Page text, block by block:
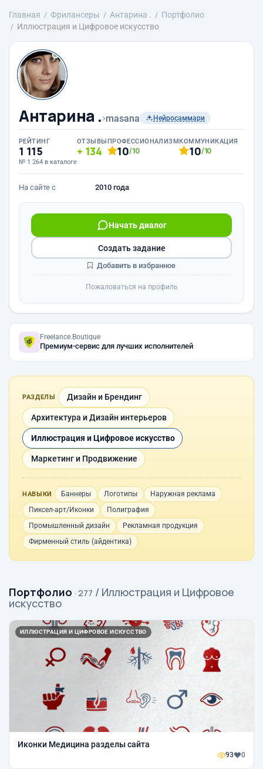
Главная Фрилансеры Антарина .
Портфолио
Иллюстрация и Цифровое искусство
Антарина .›masana Нейросаммари
РЕЙТИНГ
1 115
№ 1 264 в каталоге
ОТЗЫВЫ
134
ПРОФЕССИОНАЛИЗМ
10/10
КОММУНИКАЦИЯ
10/10
На сайте с 2010 года
Начать диалог
Создать задание
Добавить в избранное
Пожаловаться на профиль
Freelance.Boutique
Премиум-сервис для лучших исполнителей
РАЗДЕЛЫ Дизайн и Брендинг
Архитектура и Дизайн интерьеров
Иллюстрация и Цифровое искусство
Маркетинг и Продвижение
НАВЫКИ Баннеры Логотипы
Наружная реклама
Пиксел-арт/Иконки
Полиграфия
Промышленный дизайн
Рекламная продукция
Фирменный стиль (айдентика)
Портфолио · 277 / Иллюстрация и Цифровое
искусство
ИЛЛЮСТРАЦИЯ И ЦИФРОВОЕ ИСКУССТВО
Иконки Медицина разделы сайта
93 0